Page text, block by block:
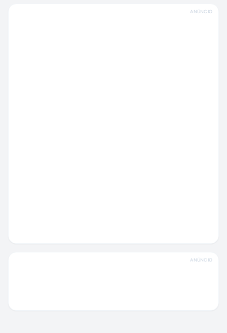
ANÚNCIO
ANÚNCIO